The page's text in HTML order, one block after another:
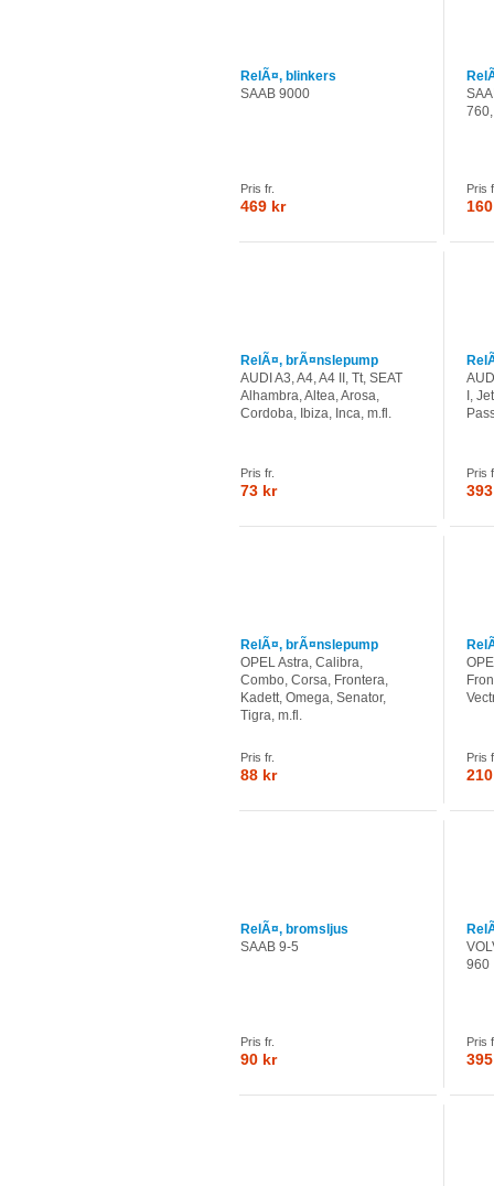
RelÃ¤, blinkers
SAAB 9000
Pris fr.
469 kr
Pris
RelÃ¤, brÃ¤nslepump
AUDI A3, A4, A4 II, Tt, SEAT
Alhambra, Altea, Arosa,
Cordoba, Ibiza, Inca, m.fl.
Pris fr.
73 kr
I,
Pris
RelÃ¤, brÃ¤nslepump
OPEL Astra, Calibra,
Combo, Corsa, Frontera,
Kadett, Omega, Senator,
Tigra, m.fl.
Pris fr.
88 kr
Pris
RelÃ¤, bromsljus
SAAB 9-5
Pris fr.
90 kr
960
Pris